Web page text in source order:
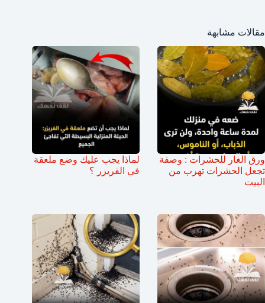
مقالات مشابهة
ورق الغار للحشرات : وصفة
تجعل الحشرات تهرب من
البيت
لماذا يجب عليك وضع ملعقة
في الفريزر ؟